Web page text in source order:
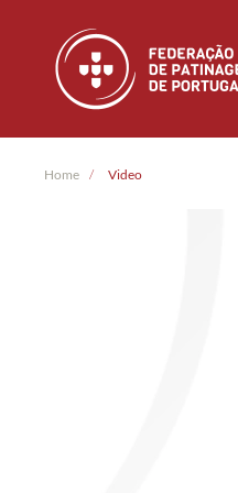
Skip to main content
Home Video